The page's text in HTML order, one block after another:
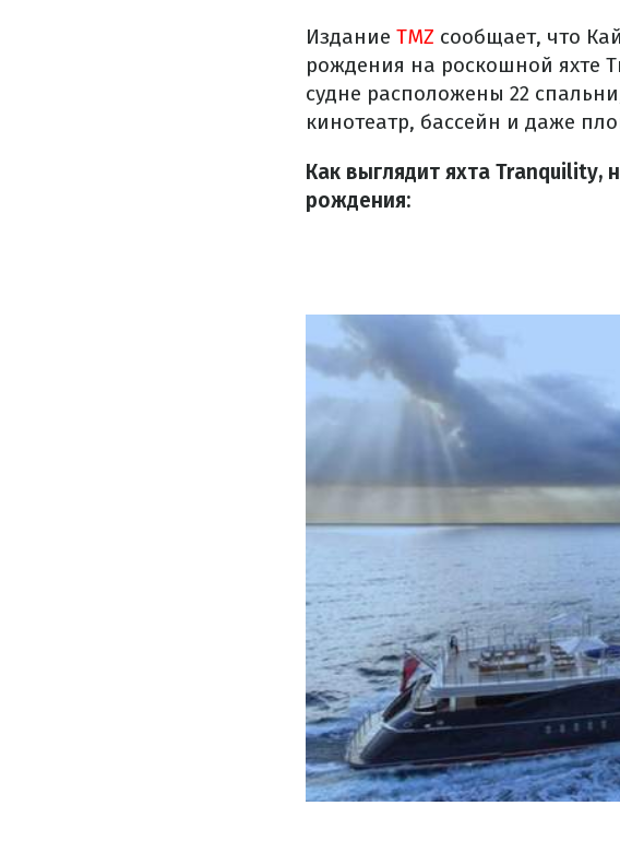
Издание TMZ сообщает, что
рождения на роскошной яхте
судне расположены 22
кинотеатр, бассейн и даже
Как выглядит яхта Tranquility,
рождения: